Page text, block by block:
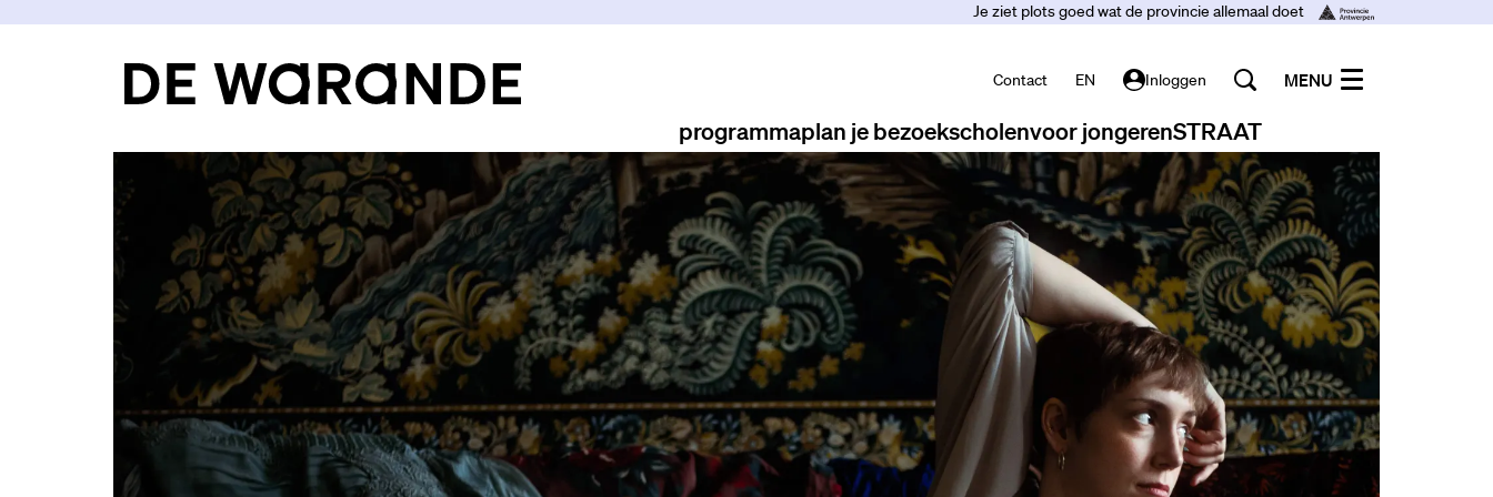
Je ziet plots goed wat de provincie allemaal doet
Contact EN Inloggen
programmaplan je bezoekscholenvoor jongerenSTRAAT
MENU